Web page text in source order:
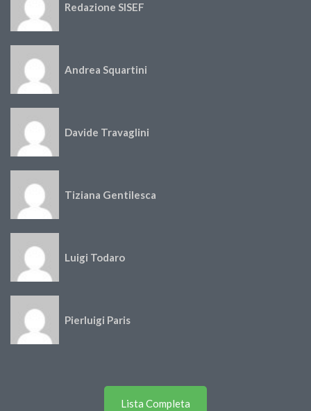
Redazione SISEF
Andrea Squartini
Davide Travaglini
Tiziana Gentilesca
Luigi Todaro
Pierluigi Paris
Lista Completa